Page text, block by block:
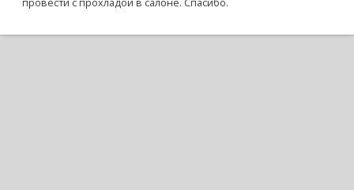
провести с прохладой в салоне. Спасибо.